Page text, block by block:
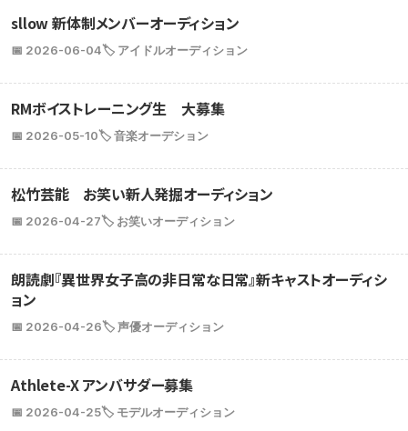
sllow 新体制メンバーオーディション
📅 2026-06-04🏷️ アイドルオーディション
RMボイストレーニング生 大募集
📅 2026-05-10🏷️ 音楽オーデション
松竹芸能 お笑い新人発掘オーディション
📅 2026-04-27🏷️ お笑いオーディション
朗読劇『異世界女子高の非日常な日常』新キャストオーディシ
ョン
📅 2026-04-26🏷️ 声優オーディション
Athlete-X アンバサダー募集
📅 2026-04-25🏷️ モデルオーディション